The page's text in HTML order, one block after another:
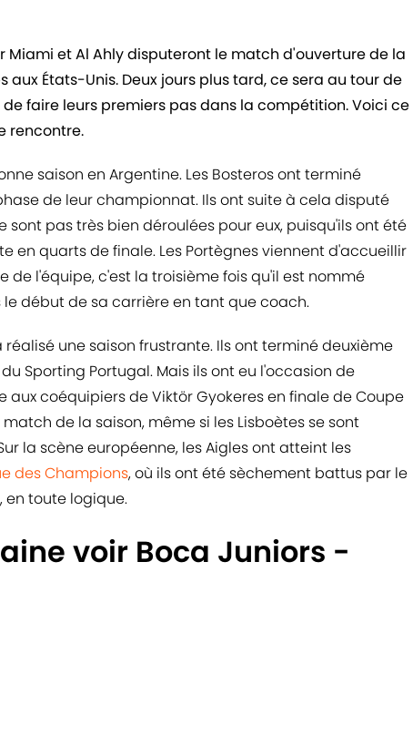
Miami et Al Ahly disputeront le match d'ouverture de la
aux États-Unis. Deux jours plus tard, ce sera au tour de
faire leurs premiers pas dans la compétition. Voici ce
rencontre.
saison en Argentine. Les Bosteros ont terminé
de leur championnat. Ils ont suite à cela disputé
sont pas très bien déroulées pour eux, puisqu'ils ont été
en quarts de finale. Les Portègnes viennent d'accueillir
de l'équipe, c'est la troisième fois qu'il est nommé
début de sa carrière en tant que coach.
réalisé une saison frustrante. Ils ont terminé deuxième
Sporting Portugal. Mais ils ont eu l'occasion de
coéquipiers de Viktör Gyokeres en finale de Coupe
de la saison, même si les Lisboètes se sont
la scène européenne, les Aigles ont atteint les
des Champions, où ils ont été sèchement battus par le
en toute logique.
voir Boca Juniors -